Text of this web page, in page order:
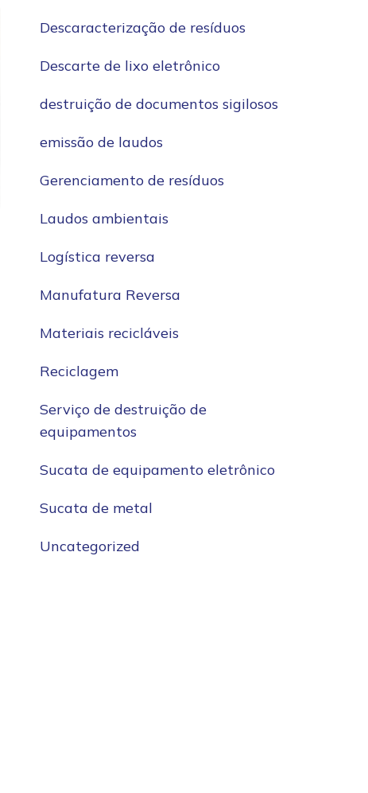
Descaracterização de resíduos
Descarte de lixo eletrônico
destruição de documentos sigilosos
emissão de laudos
Gerenciamento de resíduos
Laudos ambientais
Logística reversa
Manufatura Reversa
Materiais recicláveis
Reciclagem
Serviço de destruição de
equipamentos
Sucata de equipamento eletrônico
Sucata de metal
Uncategorized